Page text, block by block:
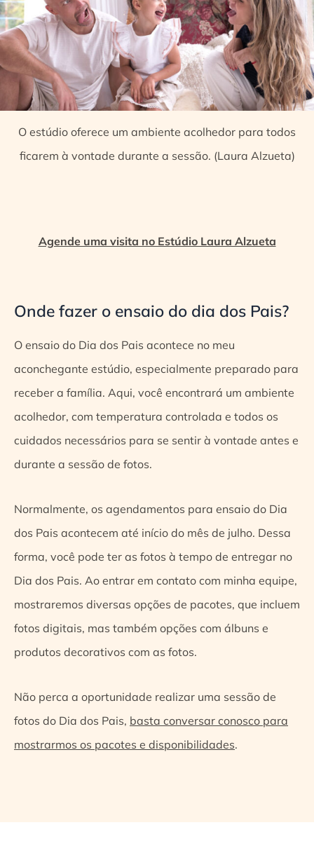
O estúdio oferece um ambiente acolhedor para todos
ficarem à vontade durante a sessão. (Laura Alzueta)
Agende uma visita no Estúdio Laura Alzueta
Onde fazer o ensaio do dia dos Pais?
O ensaio do Dia dos Pais acontece no meu
aconchegante estúdio, especialmente preparado para
receber a família. Aqui, você encontrará um ambiente
acolhedor, com temperatura controlada e todos os
cuidados necessários para se sentir à vontade antes e
durante a sessão de fotos.
Normalmente, os agendamentos para ensaio do Dia
dos Pais acontecem até início do mês de julho. Dessa
forma, você pode ter as fotos à tempo de entregar no
Dia dos Pais. Ao entrar em contato com minha equipe,
mostraremos diversas opções de pacotes, que incluem
fotos digitais, mas também opções com álbuns e
produtos decorativos com as fotos.
Não perca a oportunidade realizar uma sessão de
fotos do Dia dos Pais, basta conversar conosco para
mostrarmos os pacotes e disponibilidades.